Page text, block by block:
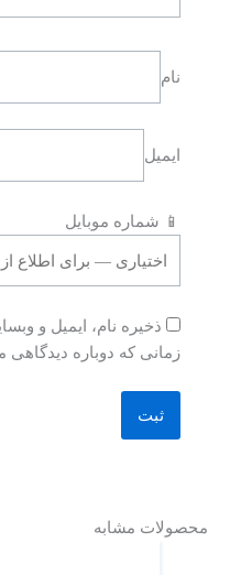
نام
ایمیل
📱 شماره موبایل
ذخیره نام، ایمیل و
زمانی که دوباره
محصولات مشابه